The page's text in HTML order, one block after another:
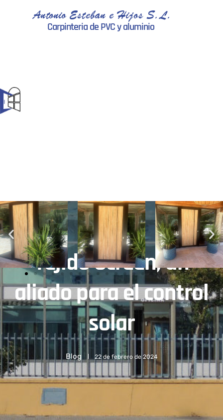
Antonio Esteban e Hijos S.L.
Carpinteria de PVC y aluminio
Tejido Screen, un
aliado para el control
solar
Blog 22 de febrero de 2024